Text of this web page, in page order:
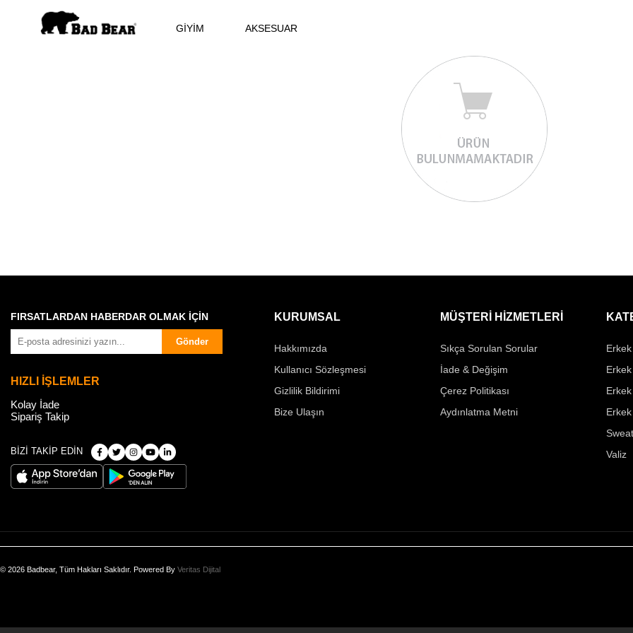
GİYİM AKSESUAR
FIRSATLARDAN HABERDAR OLMAK İÇİN
Gönder
HIZLI İŞLEMLER
Kolay İade
Sipariş Takip
BİZİ TAKİP EDİN
KURUMSAL
Hakkımızda
Kullanıcı Sözleşmesi
Gizlilik Bildirimi
Bize Ulaşın
MÜŞTERİ HİZMETLERİ
Sıkça Sorulan Sorular
İade & Değişim
Çerez Politikası
Aydınlatma Metni
Valiz
© 2026 Badbear, Tüm Hakları Saklıdır. Powered By Veritas Dijital